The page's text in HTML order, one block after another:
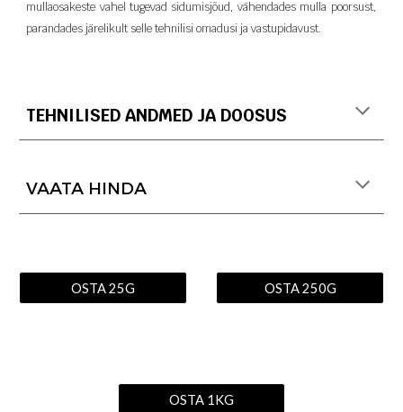
mullaosakeste vahel tugevad sidumisjõud, vähendades mulla poorsust,
parandades järelikult selle tehnilisi omadusi ja vastupidavust.
TEHNILISED ANDMED JA DOOSUS
VAATA HINDA
OSTA 25G OSTA 250G
OSTA 1KG